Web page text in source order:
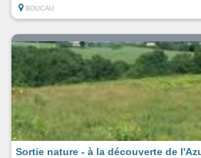
BOUCAU
Sortie nature - à la découverte de